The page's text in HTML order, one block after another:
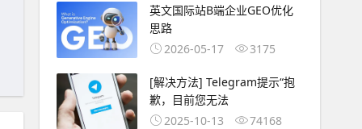
英文国际站B端企业GEO优化
思路
2026-05-17
3175
[解决方法] Telegram提示“抱
歉，目前您无法
2025-10-13
74168